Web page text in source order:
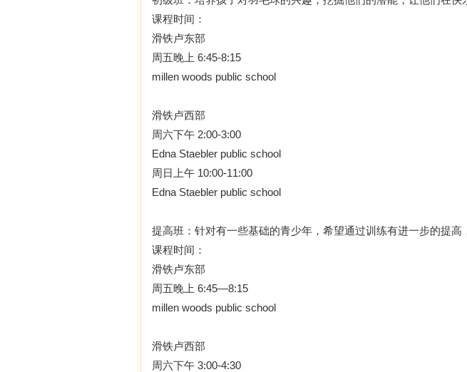
课程时间：
滑铁卢东部
周五晚上 6:45-8:15
millen woods public school
滑铁卢西部
周六下午 2:00-3:00
Edna Staebler public school
周日上午 10:00-11:00
Edna Staebler public school
提高班：针对有一些基础的青少年，希望通过训练有进一步的提高
课程时间：
滑铁卢东部
周五晚上 6:45—8:15
millen woods public school
滑铁卢西部
周六下午 3:00-4:30